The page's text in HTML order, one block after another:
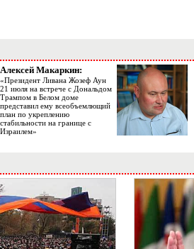
Алексей Макаркин:
«Президент Ливана Жозеф Аун
21 июля на встрече с Дональдом
Трампом в Белом доме
представил ему всеобъемлющий
план по укреплению
стабильности на границе с
Израилем»